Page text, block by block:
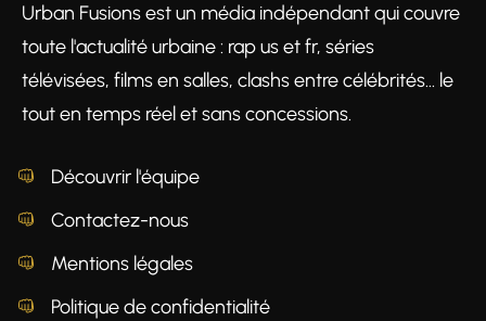
Urban Fusions est un média indépendant qui couvre
toute l'actualité urbaine : rap us et fr, séries
télévisées, films en salles, clashs entre célébrités… le
tout en temps réel et sans concessions.
Découvrir l'équipe
Contactez-nous
Mentions légales
Politique de confidentialité